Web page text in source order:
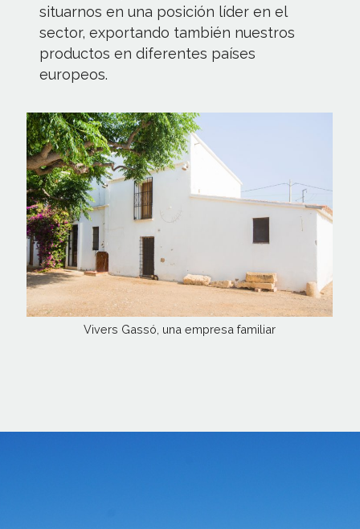
situarnos en una posición líder en el
sector, exportando también nuestros
productos en diferentes países
europeos.
Vivers Gassó, una empresa familiar